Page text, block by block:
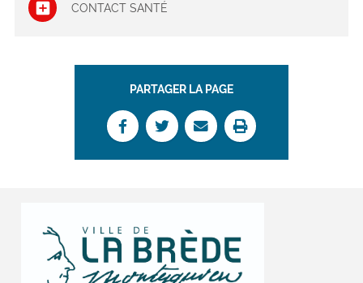
CONTACT SANTÉ
PARTAGER LA PAGE